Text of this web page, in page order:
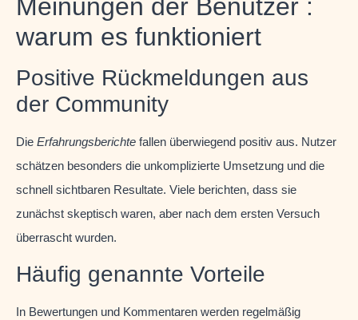
Meinungen der Benutzer :
warum es funktioniert
Positive Rückmeldungen aus
der Community
Die Erfahrungsberichte fallen überwiegend positiv aus. Nutzer
schätzen besonders die unkomplizierte Umsetzung und die
schnell sichtbaren Resultate. Viele berichten, dass sie
zunächst skeptisch waren, aber nach dem ersten Versuch
überrascht wurden.
Häufig genannte Vorteile
In Bewertungen und Kommentaren werden regelmäßig